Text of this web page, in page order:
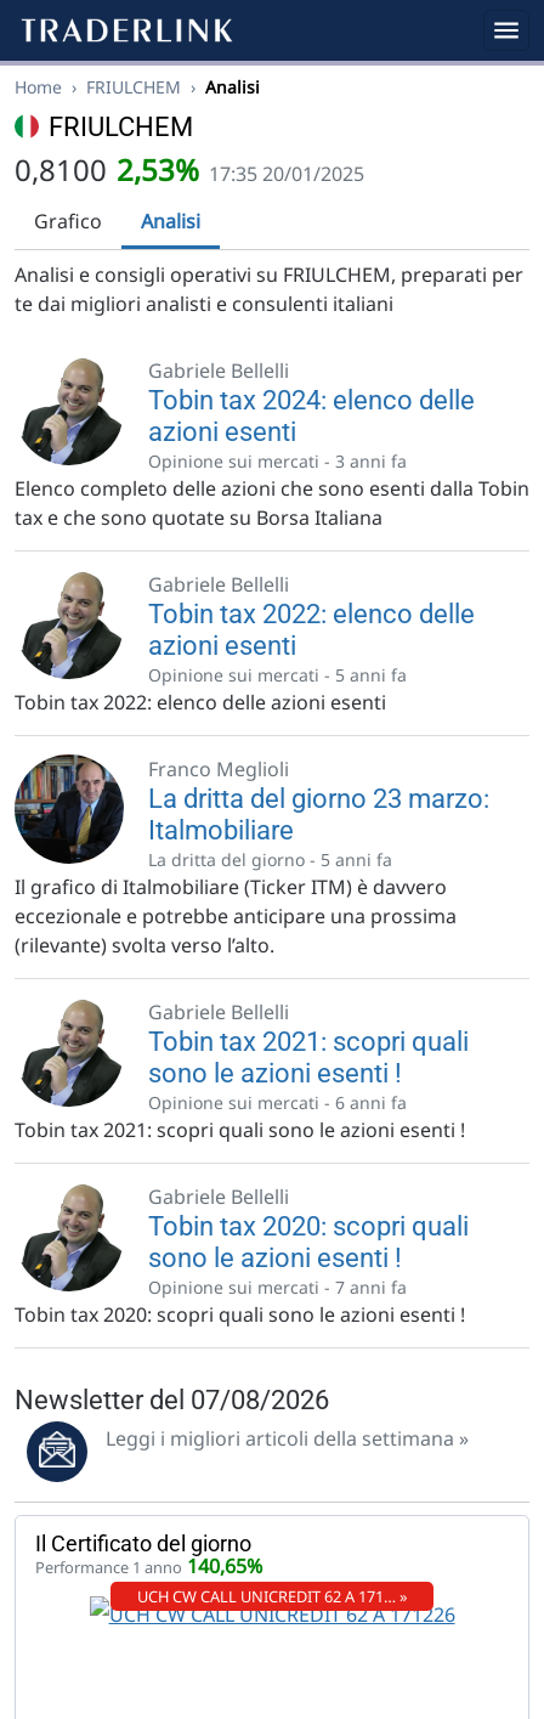
Home › FRIULCHEM › Analisi
FRIULCHEM
0,8100 2,53% 17:35 20/01/2025
Grafico
Analisi
Analisi e consigli operativi su FRIULCHEM, preparati per
te dai migliori analisti e consulenti italiani
Gabriele Bellelli
Tobin tax 2024: elenco delle
azioni esenti
Opinione sui mercati - 3 anni fa
Elenco completo delle azioni che sono esenti dalla Tobin
tax e che sono quotate su Borsa Italiana
Gabriele Bellelli
Tobin tax 2022: elenco delle
azioni esenti
Opinione sui mercati - 5 anni fa
Tobin tax 2022: elenco delle azioni esenti
Franco Meglioli
La dritta del giorno 23 marzo:
Italmobiliare
La dritta del giorno - 5 anni fa
Il grafico di Italmobiliare (Ticker ITM) è davvero
eccezionale e potrebbe anticipare una prossima
(rilevante) svolta verso l’alto.
Gabriele Bellelli
Tobin tax 2021: scopri quali
sono le azioni esenti !
Opinione sui mercati - 6 anni fa
Tobin tax 2021: scopri quali sono le azioni esenti !
Gabriele Bellelli
Tobin tax 2020: scopri quali
sono le azioni esenti !
Opinione sui mercati - 7 anni fa
Tobin tax 2020: scopri quali sono le azioni esenti !
Newsletter del 07/08/2026
Leggi i migliori articoli della settimana »
Il Certificato del giorno
Performance 1 anno 140,65%
UCH CW CALL UNICREDIT 62 A 171… »